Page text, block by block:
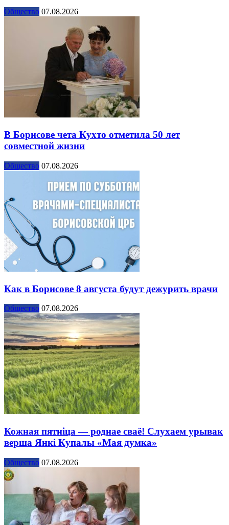
Общество 07.08.2026
В Борисове чета Кухто отметила 50 лет
совместной жизни
Общество 07.08.2026
Как в Борисове 8 августа будут дежурить врачи
Общество 07.08.2026
Кожная пятніца — роднае сваё! Слухаем урывак
верша Янкі Купалы «Мая думка»
Общество 07.08.2026